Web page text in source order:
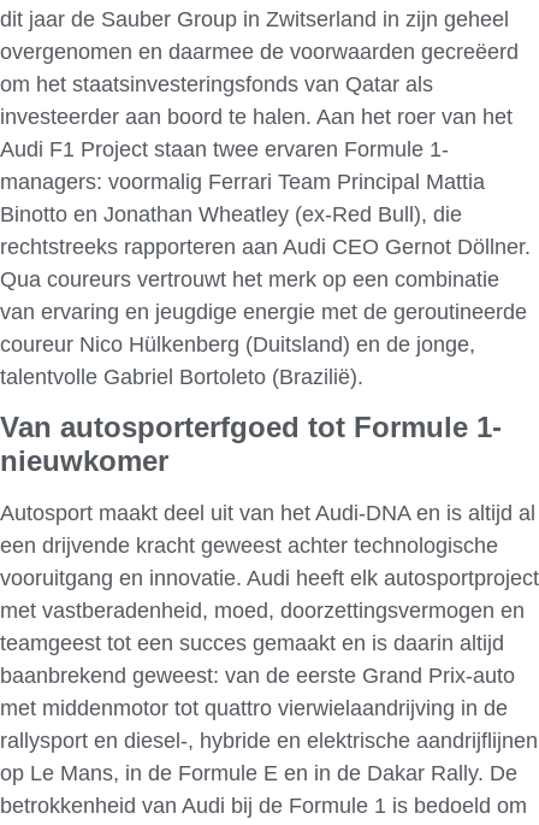
dit jaar de Sauber Group in Zwitserland in zijn geheel
overgenomen en daarmee de voorwaarden gecreëerd
om het staatsinvesteringsfonds van Qatar als
investeerder aan boord te halen. Aan het roer van het
Audi F1 Project staan twee ervaren Formule 1-
managers: voormalig Ferrari Team Principal Mattia
Binotto en Jonathan Wheatley (ex-Red Bull), die
rechtstreeks rapporteren aan Audi CEO Gernot Döllner.
Qua coureurs vertrouwt het merk op een combinatie
van ervaring en jeugdige energie met de geroutineerde
coureur Nico Hülkenberg (Duitsland) en de jonge,
talentvolle Gabriel Bortoleto (Brazilië).
Van autosporterfgoed tot Formule 1-
nieuwkomer
Autosport maakt deel uit van het Audi-DNA en is altijd al
een drijvende kracht geweest achter technologische
vooruitgang en innovatie. Audi heeft elk autosportproject
met vastberadenheid, moed, doorzettingsvermogen en
teamgeest tot een succes gemaakt en is daarin altijd
baanbrekend geweest: van de eerste Grand Prix-auto
met middenmotor tot quattro vierwielaandrijving in de
rallysport en diesel-, hybride en elektrische aandrijflijnen
op Le Mans, in de Formule E en in de Dakar Rally. De
betrokkenheid van Audi bij de Formule 1 is bedoeld om